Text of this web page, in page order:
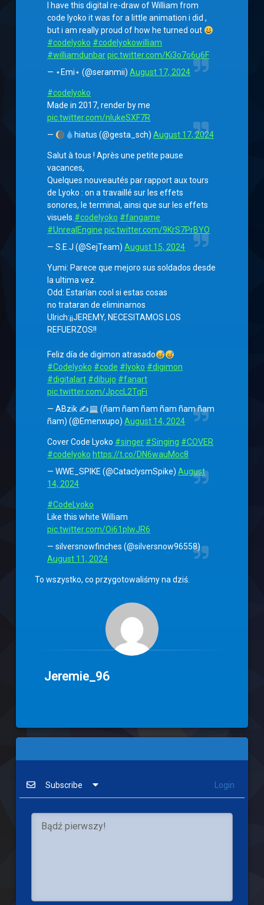
I have this digital re-draw of William from
code lyoko it was for a little animation i did ,
but i am really proud of how he turned out
#codelyoko #codelyokowilliam
#williamdunbar pic.twitter.com/Ki3o7o6u6F
— ⋆Emi⋆ (@seranmii)August 17, 2024
#codelyoko
Made in 2017, render by me
pic.twitter.com/nIukeSXF7R
—
hiatus (@gesta_sch)August 17, 2024
Salut à tous ! Après une petite pause
vacances,
Quelques nouveautés par rapport aux tours
de Lyoko : on a travaillé sur les effets
sonores, le terminal, ainsi que sur les effets
visuels.#codelyoko #fangame
#UnrealEngine pic.twitter.com/9KrS7PrBYO
— S.E.J (@SejTeam)August 15, 2024
Yumi: Parece que mejoro sus soldados desde
la ultima vez.
Odd: Estarían cool si estas cosas
no trataran de eliminarnos
Ulrich:¡¡JEREMY, NECESITAMOS LOS
REFUERZOS!!
Feliz día de digimon atrasado
#Codelyoko #code #lyoko #digimon
#digitalart #dibujo #fanart
pic.twitter.com/JpccL2TqFi
— ABzik ✍
(ñam ñam ñam ñam ñam ñam
ñam) (@Emenxupo)August 14, 2024
Cover Code Lyoko #singer #Singing #COVER
#codelyoko https://t.co/DN6wauMoc8
— WWE_SPIKE (@CataclysmSpike)August
14, 2024
#CodeLyoko
Like this white William
pic.twitter.com/Oi61pIwJR6
— silversnowfinches (@silversnow96558)
August 11, 2024
To wszystko, co przygotowaliśmy na dziś.
Jeremie_96
Subscribe Login